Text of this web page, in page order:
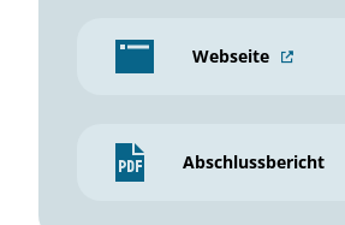
Webseite
Abschlussbericht